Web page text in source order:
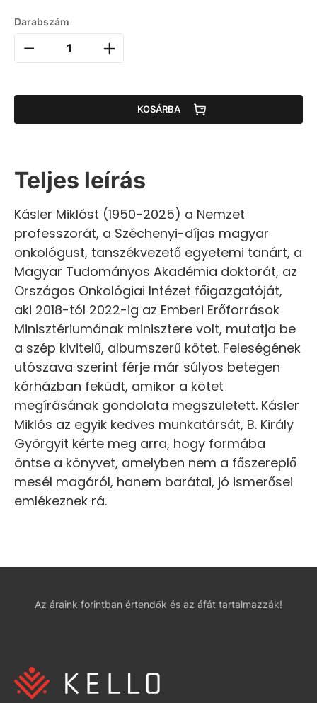
Darabszám
KOSÁRBA
Teljes leírás
Kásler Miklóst (1950-2025) a Nemzet
professzorát, a Széchenyi-díjas magyar
onkológust, tanszékvezető egyetemi tanárt, a
Magyar Tudományos Akadémia doktorát, az
Országos Onkológiai Intézet főigazgatóját,
aki 2018-tól 2022-ig az Emberi Erőforrások
Minisztériumának minisztere volt, mutatja be
a szép kivitelű, albumszerű kötet. Feleségének
utószava szerint férje már súlyos betegen
kórházban feküdt, amikor a kötet
megírásának gondolata megszületett. Kásler
Miklós az egyik kedves munkatársát, B. Király
Györgyit kérte meg arra, hogy formába
öntse a könyvet, amelyben nem a főszereplő
mesél magáról, hanem barátai, jó ismerősei
emlékeznek rá.
Az áraink forintban értendők és az áfát tartalmazzák!